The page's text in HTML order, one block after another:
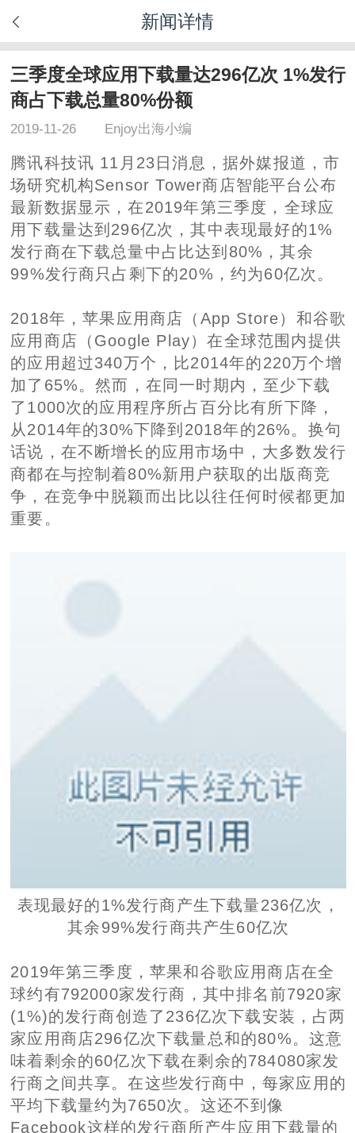
新闻详情
三季度全球应用下载量达296亿次 1%发行
商占下载总量80%份额
2019-11-26 Enjoy出海小编
腾讯科技讯 11月23日消息，据外媒报道，市
场研究机构Sensor Tower商店智能平台公布
最新数据显示，在2019年第三季度，全球应
用下载量达到296亿次，其中表现最好的1%
发行商在下载总量中占比达到80%，其余
99%发行商只占剩下的20%，约为60亿次。
2018年，苹果应用商店（App Store）和谷歌
应用商店（Google Play）在全球范围内提供
的应用超过340万个，比2014年的220万个增
加了65%。然而，在同一时期内，至少下载
了1000次的应用程序所占百分比有所下降，
从2014年的30%下降到2018年的26%。换句
话说，在不断增长的应用市场中，大多数发行
商都在与控制着80%新用户获取的出版商竞
争，在竞争中脱颖而出比以往任何时候都更加
重要。
表现最好的1%发行商产生下载量236亿次，
其余99%发行商共产生60亿次
2019年第三季度，苹果和谷歌应用商店在全
球约有792000家发行商，其中排名前7920家
(1%)的发行商创造了236亿次下载安装，占两
家应用商店296亿次下载量总和的80%。这意
味着剩余的60亿次下载在剩余的784080家发
行商之间共享。在这些发行商中，每家应用的
平均下载量约为7650次。这还不到像
Facebook这样的发行商所产生应用下载量的